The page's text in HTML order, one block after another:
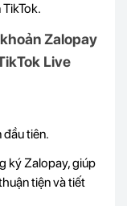
Zalopay
Live
tiên.
ký Zalopay, giúp
tiện và tiết